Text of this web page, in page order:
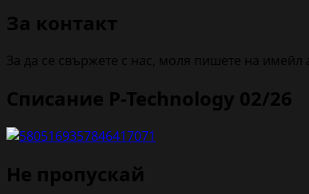
За контакт
За да се свържете с нас, моля пишете на имейл
Списание P-Technology 02/26
Не пропускай